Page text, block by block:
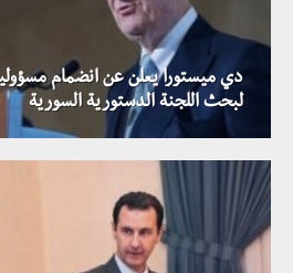
دي ميستورا يعلن عن انضمام
لبحث اللجنة الدستورية السورية